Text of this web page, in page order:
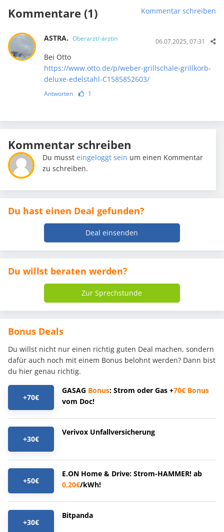
Kommentare (1) Kommentar schreiben
ASTRA. Oberarzt/-ärztin 06.07.2025, 07:31
Bei Otto
https://www.otto.de/p/weber-grillschale-grillkorb-
deluxe-edelstahl-C1585852603/
Antworten 1
Kommentar schreiben
Du mussteingeloggt sein um einen Kommentar
zu schreiben.
Du hast einen Deal gefunden?
Deal einsenden
Du willst beraten werden?
Zur Sprechstunde
Bonus Deals
Du willst nicht nur einen richtig guten Deal machen, sondern
dafür auch noch mit einem Bonus belohnt werden? Dann bist
du hier genau richtig.
+70€
GASAG Bonus: Strom oder Gas +70€ Bonus
vom Doc!
+30€
Verivox Unfallversicherung
+50€
E.ON Home & Drive: Strom-HAMMER! ab
0,20€/kWh!
+30€
Bitpanda